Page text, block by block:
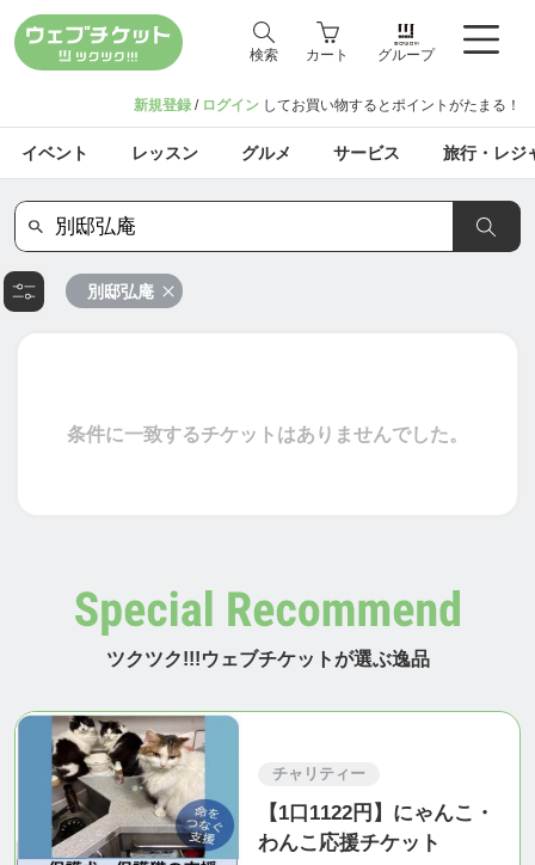
検索 カート グループ
新規登録 / ログイン してお買い物するとポイントがたまる！
イベント レッスン グルメ サービス 旅行・レジ
別邸弘庵
条件に一致するチケットはありませんでした。
ツクツク!!!ウェブチケットが選ぶ逸品
チャリティー
【1口1122円】にゃんこ・
わんこ応援チケット